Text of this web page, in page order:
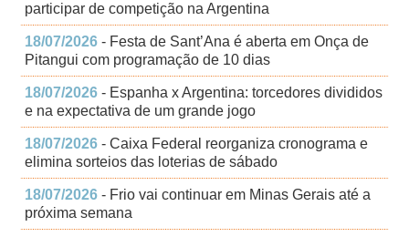
participar de competição na Argentina
18/07/2026 - Festa de Sant’Ana é aberta em Onça de
Pitangui com programação de 10 dias
18/07/2026 - Espanha x Argentina: torcedores divididos
e na expectativa de um grande jogo
18/07/2026 - Caixa Federal reorganiza cronograma e
elimina sorteios das loterias de sábado
18/07/2026 - Frio vai continuar em Minas Gerais até a
próxima semana